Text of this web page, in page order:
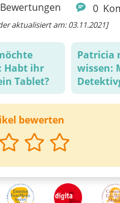
Bewertungen 0
aktualisiert am: 03.11.2021]
Habt ihr
Tablet?
Patricia
wissen:
bewerten